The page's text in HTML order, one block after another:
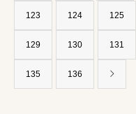
123 124 125
129 130 131
135 136